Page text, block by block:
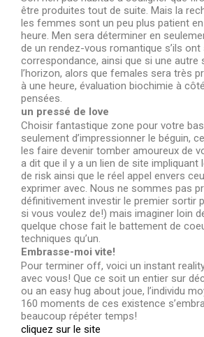
être produites tout de suite. Mais la
les femmes sont un peu plus patient
heure. Men sera déterminer en
de un rendez-vous romantique s’ils
correspondance, ainsi que si une autre
l’horizon, alors que females sera très
à une heure, évaluation biochimie à
pensées.
un pressé de love
Choisir fantastique zone pour votre
seulement d’impressionner le béguin,
les faire devenir tomber amoureux de
a dit que il y a un lien de site impliquant
de risk ainsi que le réel appel envers
exprimer avec. Nous ne sommes pas
définitivement investir le premier sortir
si vous voulez de!) mais imaginer loin
quelque chose fait le battement de
techniques qu’un.
Embrasse-moi vite!
Pour terminer off, voici un instant
avec vous! Que ce soit un entier sur
ou an easy hug about joue, l’individu
160 moments de ces existence
beaucoup répéter temps!
cliquez sur le site